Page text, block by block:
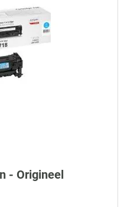
- Origineel